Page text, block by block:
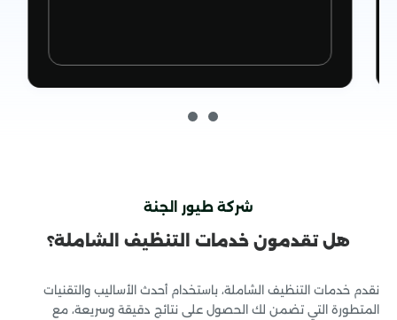
خدمات مكافحة الحشرات
شركة طيور الجنة
هل تقدمون خدمات التنظيف الشاملة؟
نقدم خدمات التنظيف الشاملة، باستخدام أحدث الأساليب والتقنيات
المتطورة التي تضمن لك الحصول على نتائج دقيقة وسريعة، مع